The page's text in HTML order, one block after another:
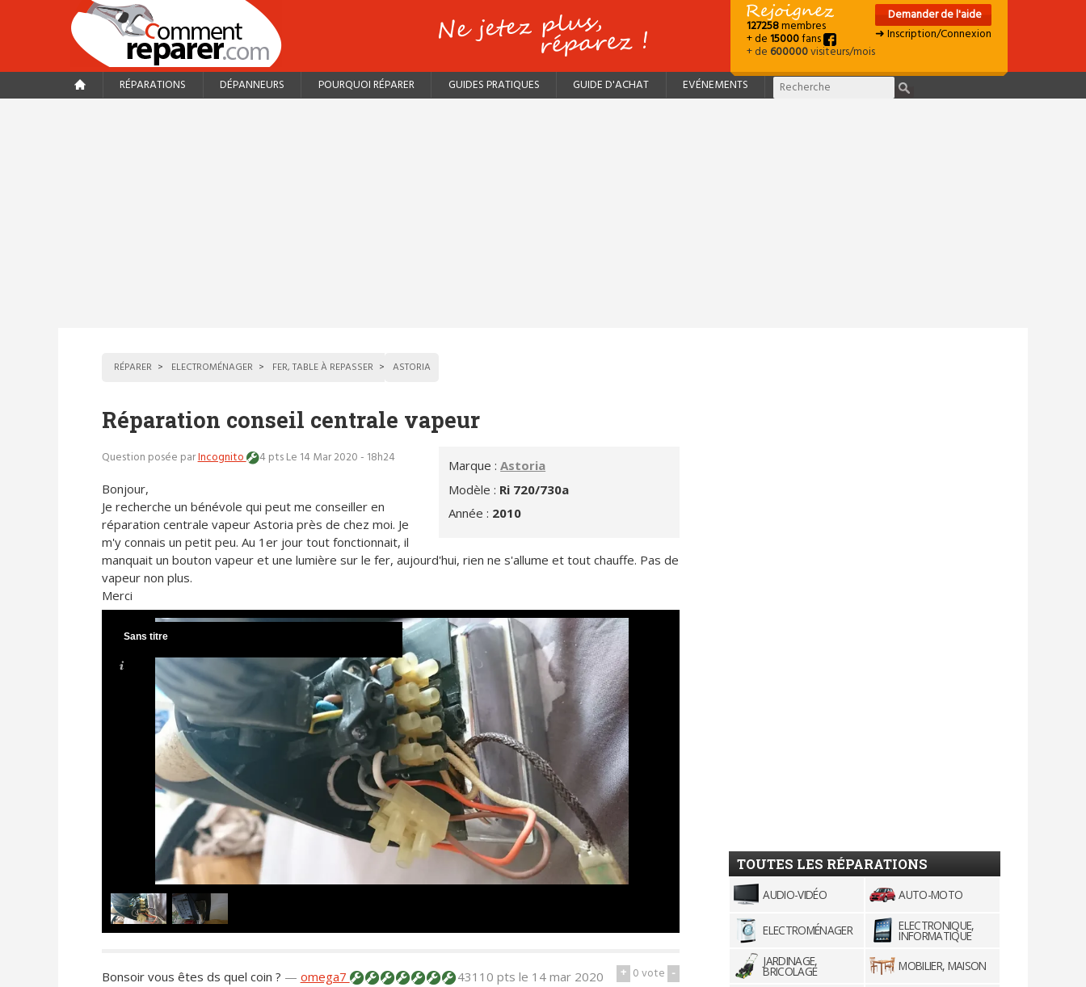
127258membres
+ de15000fans
+ de600000visiteurs/mois
Demander de l'aide
➜ Inscription/Connexion
RÉPARATIONS DÉPANNEURS POURQUOI RÉPARER GUIDES PRATIQUES GUIDE D'ACHAT EVÉNEMENTS
RÉPARER ELECTROMÉNAGER FER, TABLE À REPASSER ASTORIA
Réparation conseil centrale vapeur
Marque :Astoria
Modèle : Ri 720/730a
Année : 2010
Question posée parIncognito 4 ptsLe 14 Mar 2020 - 18h24
Bonjour,
Je recherche un bénévole qui peut me conseiller en
réparation centrale vapeur Astoria près de chez moi. Je
m'y connais un petit peu. Au 1er jour tout fonctionnait, il
manquait un bouton vapeur et une lumière sur le fer, aujourd'hui, rien ne s'allume et tout chauffe. Pas de
vapeur non plus.
Merci
Sans titre
+ 0vote -
Bonsoir vous êtes ds quel coin ? — omega7 43110 pts le 14 mar 2020
TOUTES LES RÉPARATIONS
AUDIO-VIDÉO AUTO-MOTO
ELECTROMÉNAGER ELECTRONIQUE,
INFORMATIQUE
JARDINAGE,
BRICOLAGE
MOBILIER, MAISON